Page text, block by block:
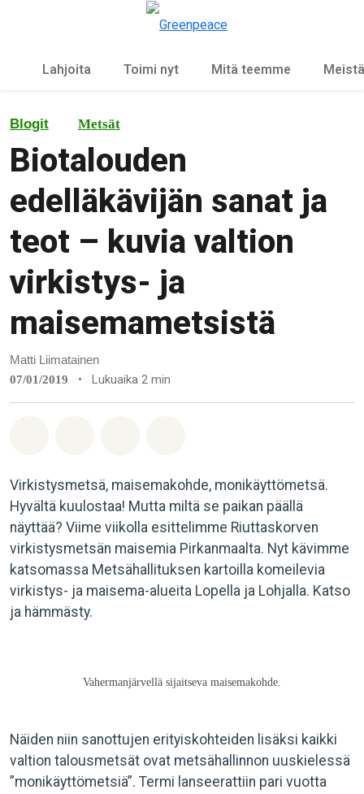
Lahjoita Toimi nyt Mitä teemme Meistä
Blogit Metsät
Biotalouden
edelläkävijän sanat ja
teot – kuvia valtion
virkistys- ja
maisemametsistä
Matti Liimatainen
07/01/2019 • Lukuaika 2 min
Virkistysmetsä, maisemakohde, monikäyttömetsä.
Hyvältä kuulostaa! Mutta miltä se paikan päällä
näyttää? Viime viikolla esittelimme Riuttaskorven
virkistysmetsän maisemia Pirkanmaalta. Nyt kävimme
katsomassa Metsähallituksen kartoilla komeilevia
virkistys- ja maisema-alueita Lopella ja Lohjalla. Katso
ja hämmästy.
Vahermanjärvellä sijaitseva maisemakohde.
Näiden niin sanottujen erityiskohteiden lisäksi kaikki
valtion talousmetsät ovat metsähallinnon uuskielessä
”monikäyttömetsiä”. Termi lanseerattiin pari vuotta